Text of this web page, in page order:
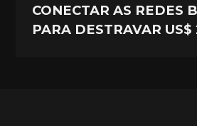
CONECTAR AS REDES
PARA DESTRAVAR